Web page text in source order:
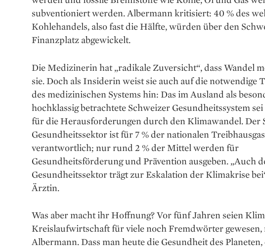
subventioniert werden. Albermann kritisiert: 40 % des
Kohlehandels, also fast die Hälfte, würden über den
Finanzplatz abgewickelt.
Die Medizinerin hat „radikale Zuversicht“, dass Wandel
sie. Doch als Insiderin weist sie auch auf die notwendige
des medizinischen Systems hin: Das im Ausland als
hochklassig betrachtete Schweizer Gesundheitssystem
für die Herausforderungen durch den Klima­wandel. Der
Gesundheitssektor ist für 7 % der nationalen
verantwortlich; nur rund 2 % der Mittel werden für
Gesundheitsförderung und Prä­vention ausgeben. „Auch
Gesundheitssektor trägt zur Eskalation der Klimakrise
Ärztin.
Was aber macht ihr Hoffnung? Vor fünf Jahren seien
Kreislaufwirtschaft für viele noch Fremdwörter gewesen,
Albermann. Dass man heute die Gesundheit des Planeten,